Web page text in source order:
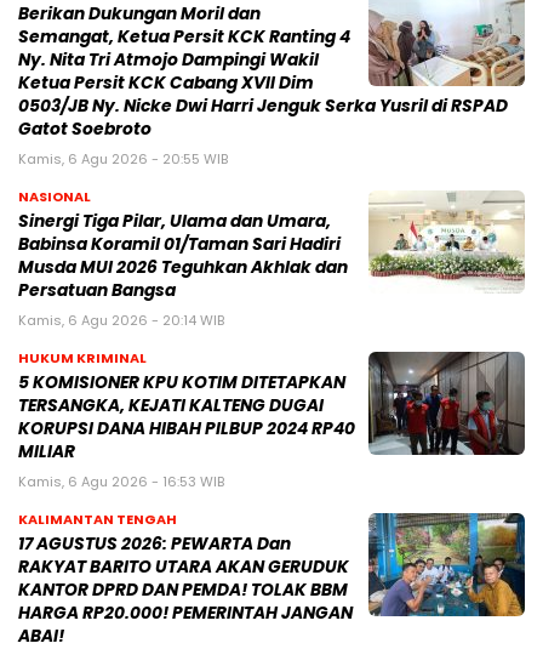
Berikan Dukungan Moril dan
Semangat, Ketua Persit KCK Ranting 4
Ny. Nita Tri Atmojo Dampingi Wakil
Ketua Persit KCK Cabang XVII Dim
0503/JB Ny. Nicke Dwi Harri Jenguk Serka Yusril di RSPAD
Gatot Soebroto
Kamis, 6 Agu 2026 - 20:55 WIB
NASIONAL
Sinergi Tiga Pilar, Ulama dan Umara,
Babinsa Koramil 01/Taman Sari Hadiri
Musda MUI 2026 Teguhkan Akhlak dan
Persatuan Bangsa
Kamis, 6 Agu 2026 - 20:14 WIB
HUKUM KRIMINAL
5 KOMISIONER KPU KOTIM DITETAPKAN
TERSANGKA, KEJATI KALTENG DUGAI
KORUPSI DANA HIBAH PILBUP 2024 RP40
MILIAR
Kamis, 6 Agu 2026 - 16:53 WIB
KALIMANTAN TENGAH
17 AGUSTUS 2026: PEWARTA Dan
RAKYAT BARITO UTARA AKAN GERUDUK
KANTOR DPRD DAN PEMDA! TOLAK BBM
HARGA RP20.000! PEMERINTAH JANGAN
ABAI!